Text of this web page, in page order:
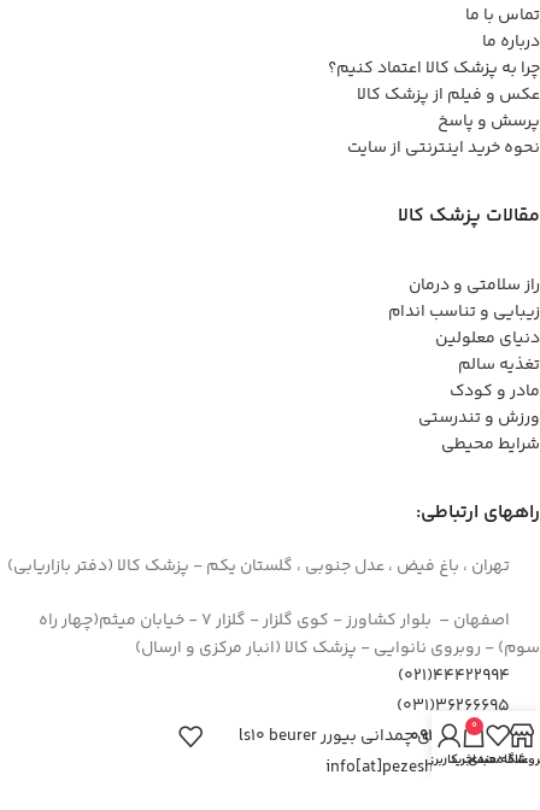
تماس با ما
درباره ما
چرا به پزشک کالا اعتماد کنیم؟
عکس و فیلم از پزشک کالا
پرسش و پاسخ
نحوه خرید اینترنتی از سایت
مقالات پزشک کالا
راز سلامتی و درمان
زیبایی و تناسب اندام
دنیای معلولین
تغذیه سالم
مادر و کودک
ورزش و تندرستی
شرایط محیطی
راههای ارتباطی:
تهران ، باغ فیض ، عدل جنوبی ، گلستان یکم - پزشک کالا (دفتر بازاریابی)
اصفهان – بلوار کشاورز - کوی گلزار - گلزار 7 - خیابان میثم(چهار راه
سوم) - روبروی نانوایی - پزشک کالا (انبار مرکزی و ارسال)
44422994(021)
۳۶۲۶۶۶۹۵(۰۳۱)
۰۹۱۲۹۳۷۳۶۲۶
info[at]pezeshkkala.com
ترازوی چمدانی بیورر ls10 beurer
علاقه مندی
0
سبد خرید
حساب کاربری من